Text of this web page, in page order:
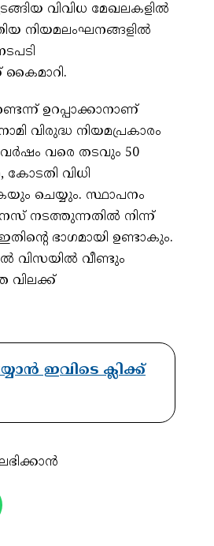
വിവിധ മേഖലകളിൽ
നിയമലംഘനങ്ങളിൽ
കൈമാറി.
ഉറപ്പാക്കാനാണ്
വിരുദ്ധ നിയമപ്രകാരം
വരെ തടവും 50
വിധി
ചെയ്യും. സ്ഥാപനം
നടത്തുന്നതിൽ നിന്ന്
ഭാഗമായി ഉണ്ടാകും.
വിസയിൽ വീണ്ടും
വിലക്ക്
ഇവിടെ ക്ലിക്ക്